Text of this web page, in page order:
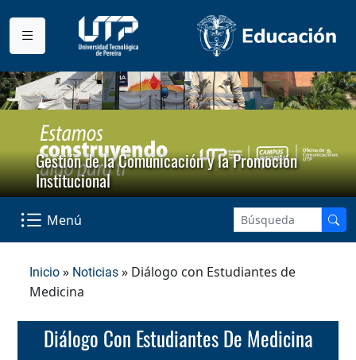
Gestión de la Comunicación y la Promoción
Institucional
Menú
Inicio » Noticias » Diálogo con Estudiantes de
Medicina
Diálogo Con Estudiantes De Medicina